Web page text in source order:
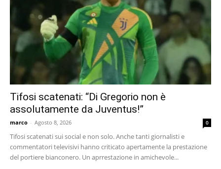
Tifosi scatenati: “Di Gregorio non è
assolutamente da Juventus!”
marco - Agosto 8, 2026 0
Tifosi scatenati sui social e non solo. Anche tanti giornalisti e
commentatori televisivi hanno criticato apertamente la prestazione
del portiere bianconero. Un aprrestazione in amichevole...